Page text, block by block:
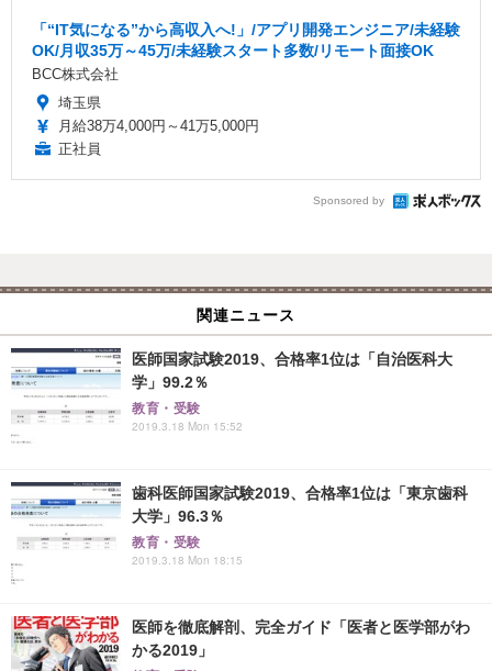
「“IT気になる”から高収入へ!」/アプリ開発エンジニア/未経験
OK/月収35万～45万/未経験スタート多数/リモート面接OK
BCC株式会社
埼玉県
月給38万4,000円～41万5,000円
正社員
Sponsored by
関連ニュース
医師国家試験2019、合格率1位は「自治医科大
学」99.2％
教育・受験
2019.3.18 Mon 15:52
歯科医師国家試験2019、合格率1位は「東京歯科
大学」96.3％
教育・受験
2019.3.18 Mon 18:15
医師を徹底解剖、完全ガイド「医者と医学部がわ
かる2019」